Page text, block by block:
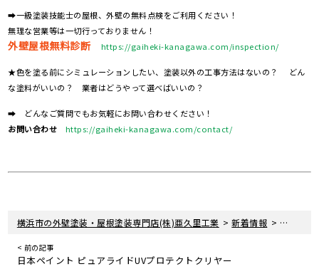
➡一級塗装技能士の屋根、外壁の無料点検をご利用ください！
無理な営業等は一切行っておりません！
外壁屋根無料診断 https://gaiheki-kanagawa.com/inspection/
★色を塗る前にシミュレーションしたい、塗装以外の工事方法はないの？ どん
な塗料がいいの？ 業者はどうやって選べばいいの？
➡ どんなご質問でもお気軽にお問い合わせください！
お問い合わせ
https://gaiheki-kanagawa.com/contact/
横浜市の外壁塗装・屋根塗装専門店(株)亜久里工業 >新着情報 > 取り扱い
< 前の記事
日本ペイント ピュアライドUVプロテクトクリヤー